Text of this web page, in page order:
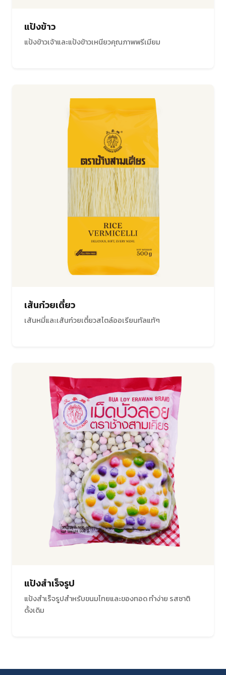
แป้งข้าว
แป้งข้าวเจ้าและแป้งข้าวเหนียวคุณภาพพรีเมียม
เส้นก๋วยเตี๋ยว
เส้นหมี่และเส้นก๋วยเตี๋ยวสไตล์ออเรียนทัลแท้ๆ
แป้งสำเร็จรูป
แป้งสำเร็จรูปสำหรับขนมไทยและของทอด ทำง่าย รสชาติ
ดั้งเดิม